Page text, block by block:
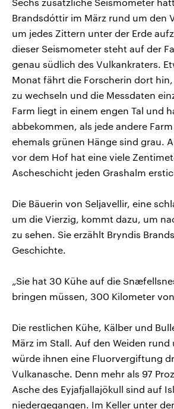
Brandsdóttir im März rund um den
um jedes Zittern unter der Erde
dieser Seismometer steht auf der
genau südlich des Vulkankraters.
Monat fährt die Forscherin dort
zu wechseln und die Messdaten
Farm liegt in einem engen Tal und
abbekommen, als jede andere
ehemals grünen Hänge sind grau.
vor dem Hof hat eine viele
Ascheschicht jeden Grashalm
Die Bäuerin von Seljavellir, eine
um die Vierzig, kommt dazu, um
zu sehen. Sie erzählt Bryndis
Geschichte.
„Sie hat 30 Kühe auf die
bringen müssen, 300 Kilometer von
Die restlichen Kühe, Kälber und
März im Stall. Auf den Weiden rund
würde ihnen eine Fluorvergiftung
Vulkanasche. Denn mehr als 97
Asche des Eyjafjallajökull sind auf
niedergegangen. Im Keller unter